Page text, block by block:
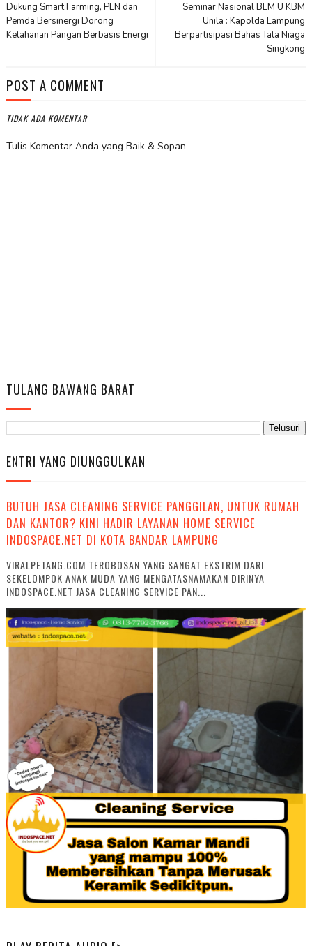
Seminar Nasional BEM U KBM
Unila : Kapolda Lampung
Berpartisipasi Bahas Tata Niaga
Singkong
Dukung Smart Farming, PLN dan
Pemda Bersinergi Dorong
Ketahanan Pangan Berbasis Energi
POST A COMMENT
TIDAK ADA KOMENTAR
Tulis Komentar Anda yang Baik & Sopan
TULANG BAWANG BARAT
ENTRI YANG DIUNGGULKAN
BUTUH JASA CLEANING SERVICE PANGGILAN, UNTUK RUMAH
DAN KANTOR? KINI HADIR LAYANAN HOME SERVICE
INDOSPACE.NET DI KOTA BANDAR LAMPUNG
VIRALPETANG.COM TEROBOSAN YANG SANGAT EKSTRIM DARI
SEKELOMPOK ANAK MUDA YANG MENGATASNAMAKAN DIRINYA
INDOSPACE.NET JASA CLEANING SERVICE PAN...